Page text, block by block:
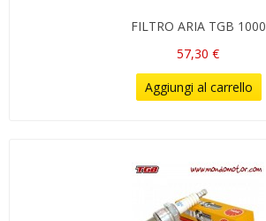
FILTRO ARIA TGB 1000
57,30 €
Aggiungi al carrello